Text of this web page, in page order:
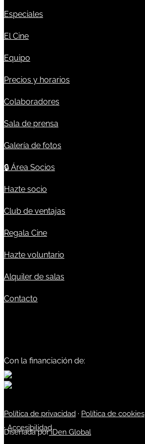
Especiales
El Cine
Equipo
Precios y horarios
Colaboradores
Sala de prensa
Galería de fotos
🔒 Área Socios
Hazte socio
Club de ventajas
Regala Cine
Hazte voluntario
Alquiler de salas
Contacto
Con la financiación de:
Política de privacidad · Política de cookies
·Accesibilidad
Diseñada poriDen Global